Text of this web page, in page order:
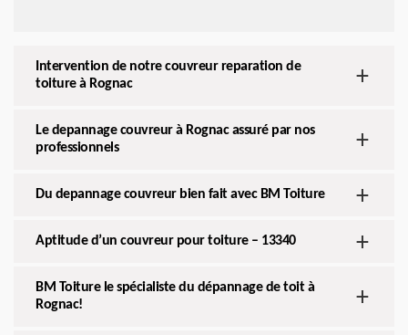
Intervention de notre couvreur reparation de
toiture à Rognac
Le depannage couvreur à Rognac assuré par nos
professionnels
Du depannage couvreur bien fait avec BM Toiture
Aptitude d’un couvreur pour toiture – 13340
BM Toiture le spécialiste du dépannage de toit à
Rognac!